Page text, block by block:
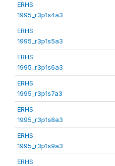
ERHS
1995_r3p1s4a3
ERHS
1995_r3p1s5a3
ERHS
1995_r3p1s6a3
ERHS
1995_r3p1s7a3
ERHS
1995_r3p1s8a3
ERHS
1995_r3p1s9a3
ERHS